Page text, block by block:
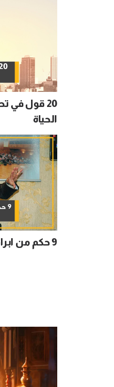
20 قول في
الحياة
9 حكم من ابراهيم الفقي ستغير حياتك!